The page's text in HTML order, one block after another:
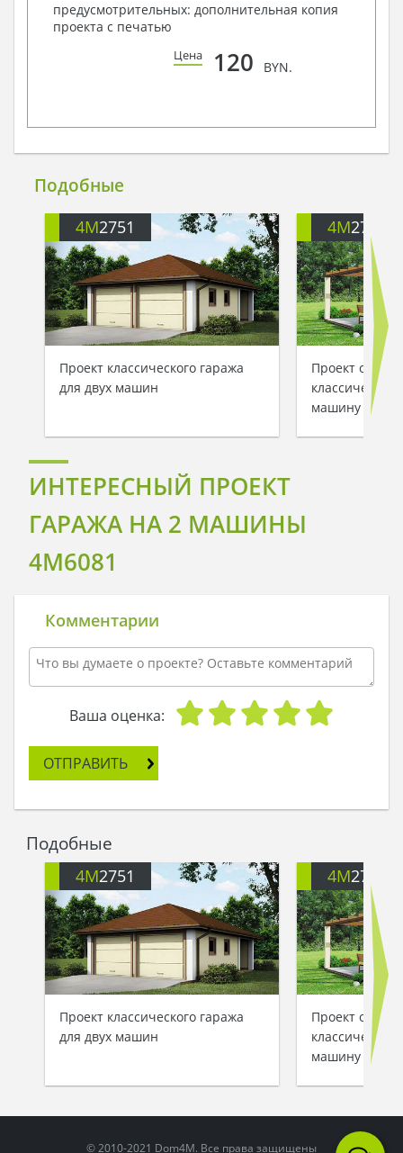
предусмотрительных: дополнительная копия
проекта с печатью
Цена 120 BYN.
Подобные
4M2751
Проект классического гаража
для двух машин
4M2753
Проект
машину с
ИНТЕРЕСНЫЙ ПРОЕКТ
ГАРАЖА НА 2 МАШИНЫ
4M6081
Комментарии
Ваша оценка:
ОТПРАВИТЬ
Подобные
4M2751
Проект классического гаража
для двух машин
4M2753
Проект
машину с
© 2010-2021 Dom4M. Все права защищены